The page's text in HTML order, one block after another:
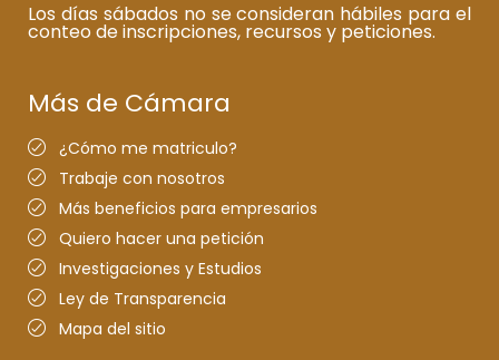
Los días sábados no se consideran hábiles para el
conteo de inscripciones, recursos y peticiones.
Más de Cámara
¿Cómo me matriculo?
Trabaje con nosotros
Más beneficios para empresarios
Quiero hacer una petición
Investigaciones y Estudios
Ley de Transparencia
Mapa del sitio